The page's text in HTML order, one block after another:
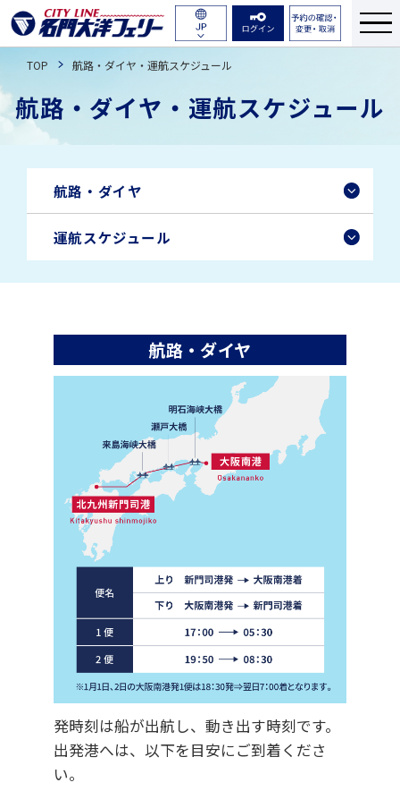
繁体中文
航路・ダイヤ
運賃・料金
船舶紹介
のりば・乗船のながれ
予約について
よくある質問
お問い合わせ
シティラインカード
TOP 航路・ダイヤ・運航スケジュール
航路・ダイヤ・運航スケジュール
航路・ダイヤ
運航スケジュール
航路・ダイヤ
発時刻は船が出航し、動き出す時刻です。
出発港へは、以下を目安にご到着くださ
い。